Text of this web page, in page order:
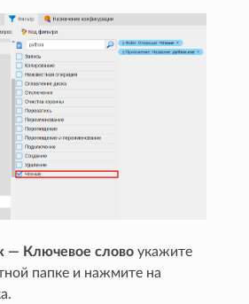
— Ключевое слово укажите
папке и нажмите на